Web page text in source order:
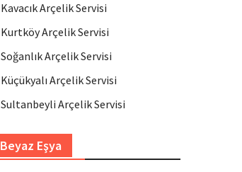
Kavacık Arçelik Servisi
Kurtköy Arçelik Servisi
Soğanlık Arçelik Servisi
Küçükyalı Arçelik Servisi
Sultanbeyli Arçelik Servisi
Beyaz Eşya